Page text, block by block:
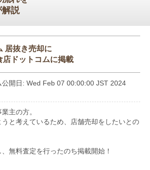
解説
居抜き売却に
店ドットコムに掲載
公開日: Wed Feb 07 00:00:00 JST 2024
主の方。
と考えているため、店舗売却をしたいとの
無料査定を行ったのち掲載開始！